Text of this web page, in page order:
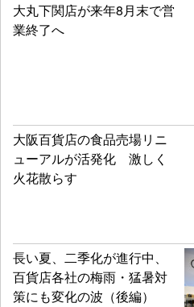
大丸下関店が来年8月末で営
業終了へ
大阪百貨店の食品売場リニ
ューアルが活発化 激しく
火花散らす
長い夏、二季化が進行中、
百貨店各社の梅雨・猛暑対
策にも変化の波（後編）